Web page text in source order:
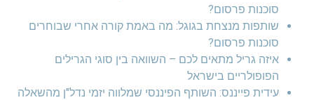
סוכנות פרסום?
שותפות מנצחת בגוגל: מה באמת קורה אחרי שבוחרים
סוכנות פרסום?
איזה גריל מתאים לכם – השוואה בין סוגי הגרילים
הפופולריים בישראל
עידית פייננס: השותף הפיננסי שמלווה יזמי נדל"ן מהשאלה